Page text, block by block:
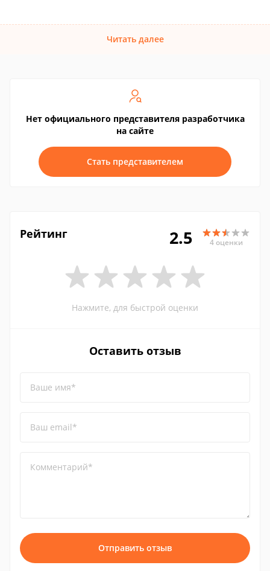
Читать далее
Нет официального представителя разработчика
на сайте
Стать представителем
Рейтинг 2.5 4 оценки
Нажмите, для быстрой оценки
Оставить отзыв
Ваше имя*
Ваш email*
Комментарий*
Отправить отзыв